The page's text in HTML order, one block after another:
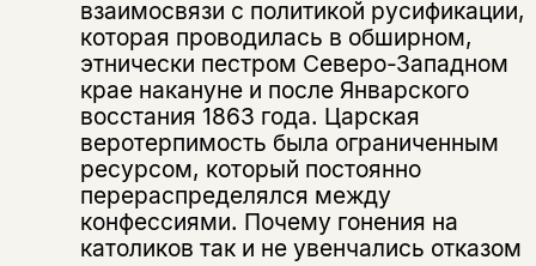
взаимосвязи с политикой русификации,
которая проводилась в обширном,
этнически пестром Северо-Западном
крае накануне и после Январского
восстания 1863 года. Царская
веротерпимость была ограниченным
ресурсом, который постоянно
перераспределялся между
конфессиями. Почему гонения на
католиков так и не увенчались отказом